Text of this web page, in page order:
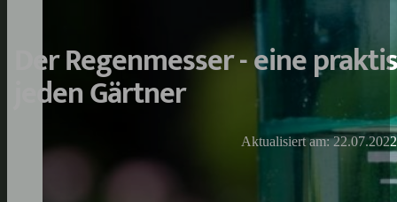
Der Regenmesser - eine
jeden Gärtner
Aktualisiert am: 22.07.2022